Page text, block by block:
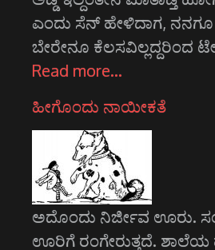
ಎಂದು ಸೆನ್ ಹೇಳಿದಾಗ, ನನಗೂ
ಬೇರೇನೂ ಕೆಲಸವಿಲ್ಲದ್ದರಿಂದ
Read more…
ಹೀಗೊಂದು ನಾಯೀಕತೆ
ಅದೊಂದು ನಿರ್ಜೀವ ಊರು.
ಊರಿಗೆ ರಂಗೇರುತ್ತದೆ. ಶಾಲೆಯ